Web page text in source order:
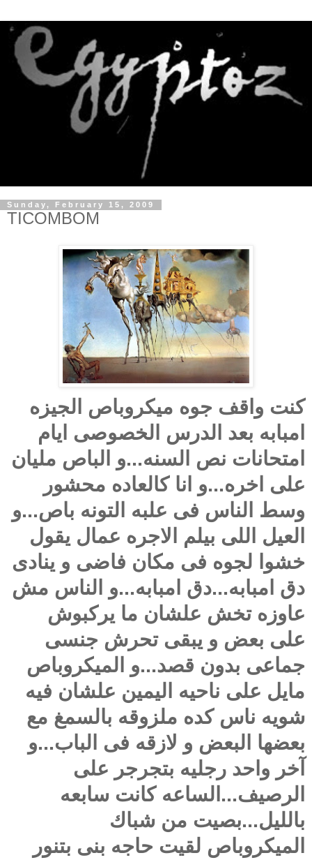
Sunday, February 15, 2009
TICOMBOM
كنت واقف جوه ميكروباص الجيزه
امبابه بعد الدرس الخصوصى ايام
امتحانات نص السنه...و الباص مليان
على اخره...و انا كالعاده محشور
وسط الناس فى علبه التونه باص...و
العيل اللى بيلم الاجره عمال يقول
خشوا لجوه فى مكان فاضى و ينادى
دق امبابه...دق امبابه...و الناس مش
عاوزه تخش علشان ما يركبوش
على بعض و يبقى تحرش جنسى
جماعى بدون قصد...و الميكروباص
مايل على ناحيه اليمين علشان فيه
شويه ناس كده ملزوقه بالسمغ مع
بعضها البعض و لازقه فى الباب...و
آخر واحد رجليه بتجرجر على
الرصيف...الساعه كانت سابعه
بالليل...بصيت من شباك
الميكروباص لقيت حاجه بنى بتنور